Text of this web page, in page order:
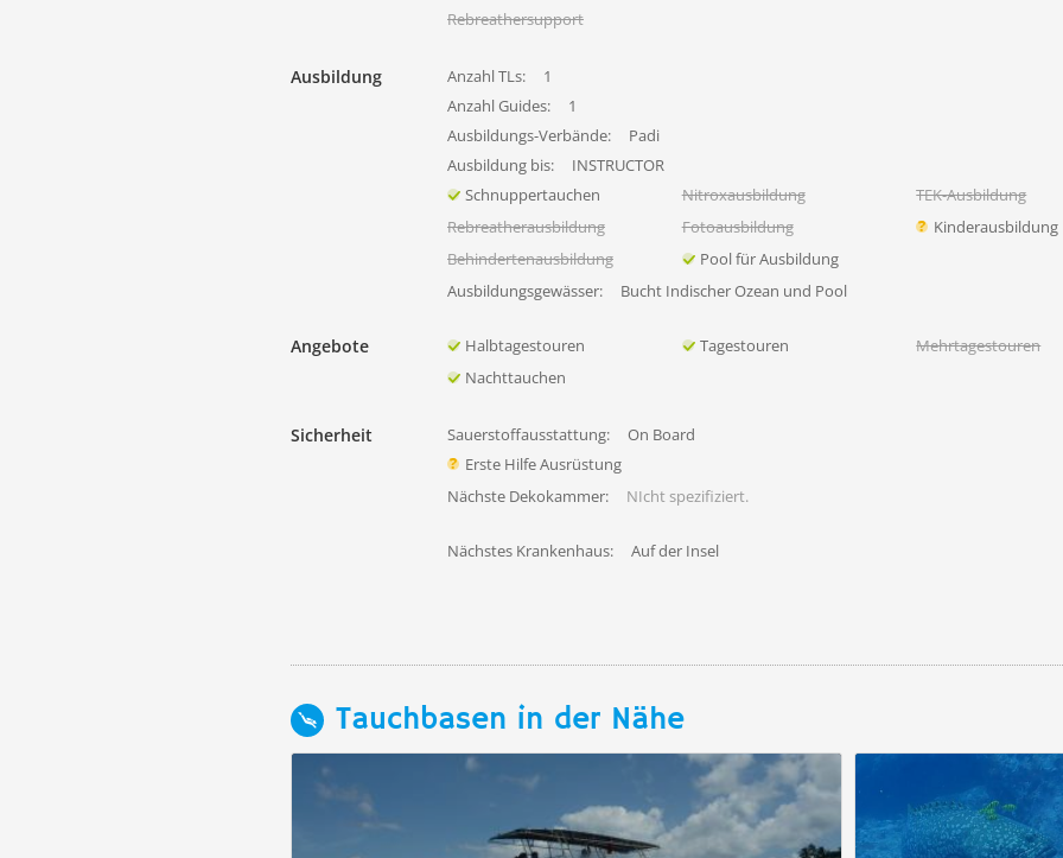
Rebreathersupport
Ausbildung Anzahl TLs:
1
Anzahl Guides:
1
Ausbildungs-Verbände:
Padi
Ausbildung bis:
INSTRUCTOR
Schnuppertauchen
Nitroxausbildung
TEK-Ausbildung
Rebreatherausbildung
Fotoausbildung
Kinderausbildung
Behindertenausbildung
Pool für Ausbildung
Ausbildungsgewässer:
Bucht Indischer Ozean und Pool
Angebote Halbtagestouren Tagestouren
Mehrtagestouren
Nachttauchen
Sicherheit Sauerstoffausstattung:
On Board
Erste Hilfe Ausrüstung
Nächste Dekokammer:
NIcht spezifiziert.
Nächstes Krankenhaus: Auf der Insel
Tauchbasen in der Nähe